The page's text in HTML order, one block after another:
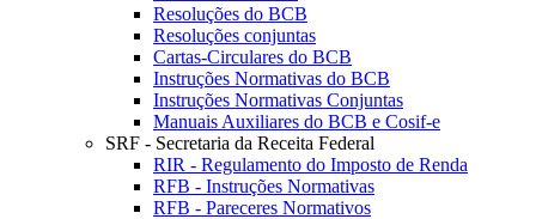
Resoluções do BCB
Resoluções conjuntas
Cartas-Circulares do BCB
Instruções Normativas do BCB
Instruções Normativas Conjuntas
Manuais Auxiliares do BCB e Cosif-e
SRF - Secretaria da Receita Federal
RIR - Regulamento do Imposto de Renda
RFB - Instruções Normativas
RFB - Pareceres Normativos